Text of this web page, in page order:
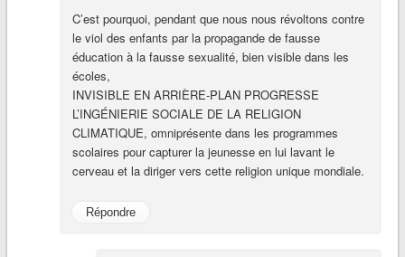
C’est pourquoi, pendant que nous nous révoltons contre
le viol des enfants par la propagande de fausse
éducation à la fausse sexualité, bien visible dans les
écoles,
INVISIBLE EN ARRIÈRE-PLAN PROGRESSE
L’INGÉNIERIE SOCIALE DE LA RELIGION
CLIMATIQUE, omniprésente dans les programmes
scolaires pour capturer la jeunesse en lui lavant le
cerveau et la diriger vers cette religion unique mondiale.
Répondre